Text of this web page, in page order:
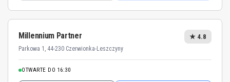
Millennium Partner
Parkowa 1, 44-230 Czerwionka-Leszczyny
★ 4.8
OTWARTE DO 16:30